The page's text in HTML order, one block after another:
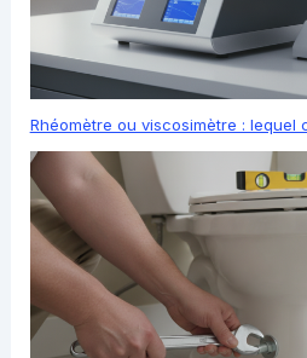
Rhéomètre ou viscosimètre : lequel